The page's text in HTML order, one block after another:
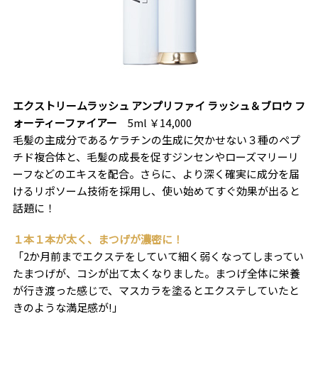
エクストリームラッシュ アンプリファイ ラッシュ＆ブロウ フ
ォーティーファイアー 5ml ￥14,000
毛髪の主成分であるケラチンの生成に欠かせない３種のペプ
チド複合体と、毛髪の成長を促すジンセンやローズマリーリ
ーフなどのエキスを配合。さらに、より深く確実に成分を届
けるリポソーム技術を採用し、使い始めてすぐ効果が出ると
話題に！
１本１本が太く、まつげが濃密に！
「2か月前までエクステをしていて細く弱くなってしまってい
たまつげが、コシが出て太くなりました。まつげ全体に栄養
が行き渡った感じで、マスカラを塗るとエクステしていたと
きのような満足感が!」